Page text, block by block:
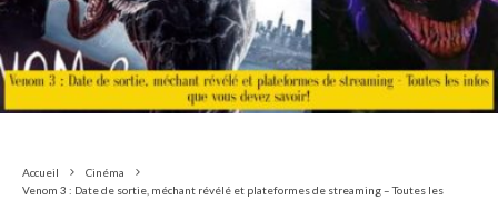
Accueil
Cinéma
Venom 3 : Date de sortie, méchant révélé et plateformes de streaming – Toutes les